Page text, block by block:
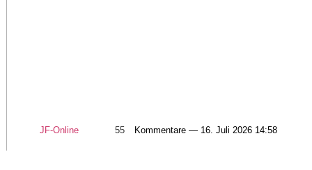
JF-Online 55 Kommentare — 16. Juli 2026 14:58